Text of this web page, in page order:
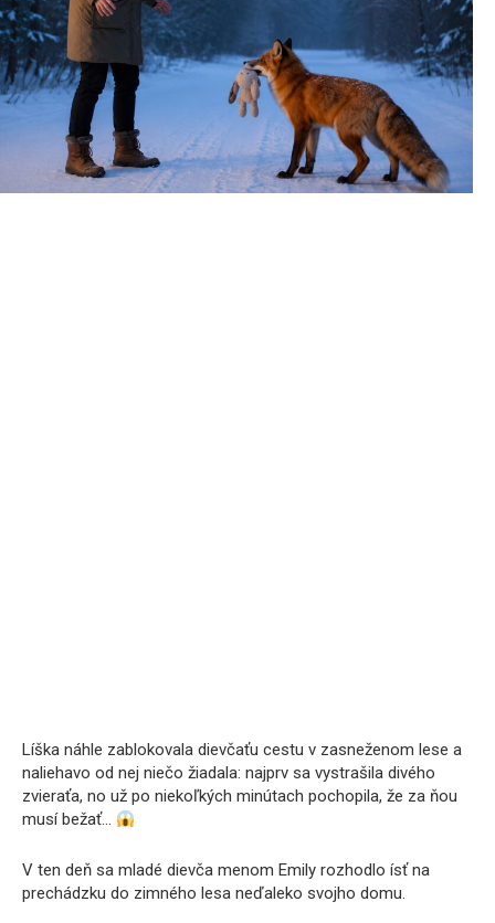
Líška náhle zablokovala dievčaťu cestu v zasneženom lese a
naliehavo od nej niečo žiadala: najprv sa vystrašila divého
zvieraťa, no už po niekoľkých minútach pochopila, že za ňou
musí bežať…
V ten deň sa mladé dievča menom Emily rozhodlo ísť na
prechádzku do zimného lesa neďaleko svojho domu.